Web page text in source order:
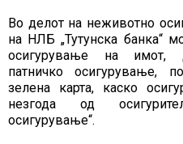
Во делот на неживотно
на НЛБ „Тутунска банка“
осигурување на имот,
патничко осигурување,
зелена карта, каско
незгода од
осигурување“.